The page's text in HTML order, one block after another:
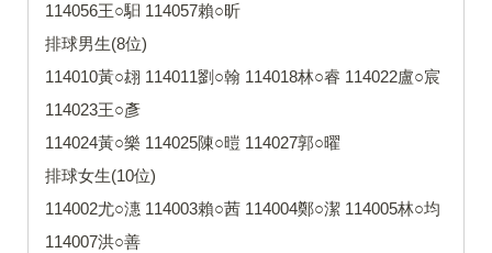
114056王○馹 114057賴○昕
排球男生(8位)
114010黃○翃 114011劉○翰 114018林○睿 114022盧○宸
114023王○彥
114024黃○樂 114025陳○暟 114027郭○曜
排球女生(10位)
114002尤○潓 114003賴○茜 114004鄭○潔 114005林○均
114007洪○善